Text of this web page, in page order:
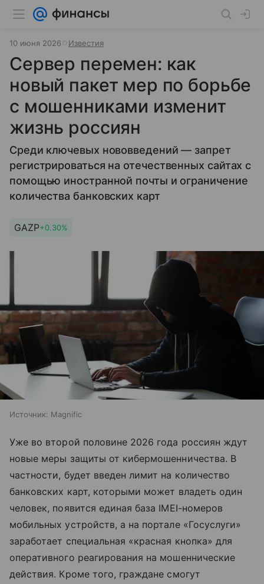
10 июня 2026 Известия
Сервер перемен: как
новый пакет мер по борьбе
с мошенниками изменит
жизнь россиян
Среди ключевых нововведений — запрет
регистрироваться на отечественных сайтах с
помощью иностранной почты и ограничение
количества банковских карт
GAZP+0.30%
Источник: Magnific
Уже во второй половине 2026 года россиян ждут
новые меры защиты от кибермошенничества. В
частности, будет введен лимит на количество
банковских карт, которыми может владеть один
человек, появится единая база IMEI-номеров
мобильных устройств, а на портале «Госуслуги»
заработает специальная «красная кнопка» для
оперативного реагирования на мошеннические
действия. Кроме того, граждане смогут